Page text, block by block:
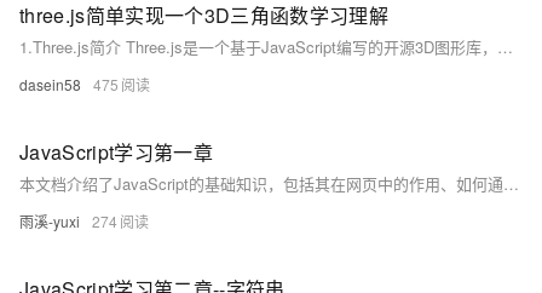
three.js简单实现一个3D三角函数学习理解
1.Three.js简介 Three.js是一个基于JavaScript编写的开源3D图形库，利用WebGL技术在网页上渲染3D图形。它提供了许多高级功能，如几何体、纹理、光照、阴影等，以便开发者能够快速地创建复杂且逼真的3D场景。同时，Three.js还具有很好的跨平台和跨浏览器兼容性，让用户无需安装任何插件就可以在现代浏览器上观看3D内容。
dasein58 475
JavaScript学习第一章
本文档介绍了JavaScript的基础知识，包括其在网页中的作用、如何通过JavaScript动态设置HTML元素的CSS属性，以及JavaScript中的变量类型（`var`、`let`、`const`）和数据类型（基本数据类型与引用数据类型）。通过实例代码详细解释了JavaScript的核心概念，适合初学者入门学习。
雨溪-yuxi 274